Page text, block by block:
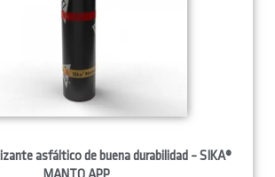
asfáltico de buena durabilidad – SIKA®